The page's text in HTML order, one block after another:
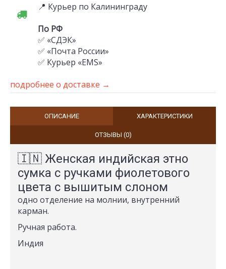
📍 Курьер по Калининграду
По РФ
✅ «СДЭК»
✅ «Почта России»
✅ Курьер «EMS»
подробнее о доставке →
ОПИСАНИЕ ХАРАКТЕРИСТИКИ
ОТЗЫВЫ (0)
🇮🇳 Женская индийская этно
сумка с ручками фиолетового
цвета с вышитым слоном
одно отделение на молнии, внутренний
карман.
Ручная работа.
Индия